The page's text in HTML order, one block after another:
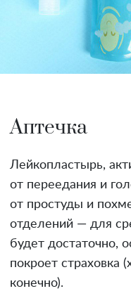
Аптечка
Лейкопластырь,
от переедания и
от простуды и
отделений — для
будет достаточно,
покроет страховка
конечно).